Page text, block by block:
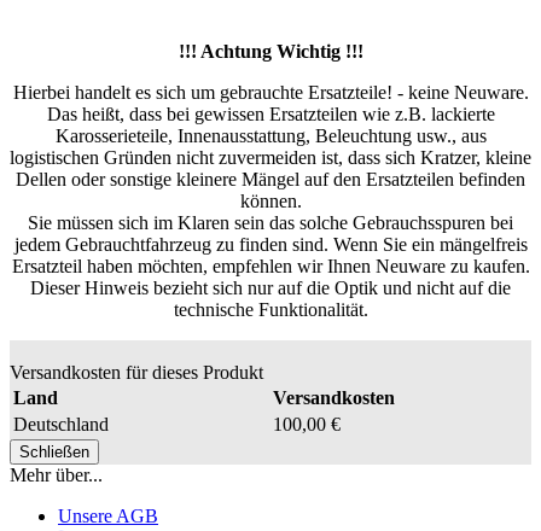
!!! Achtung Wichtig !!!
Hierbei handelt es sich um gebrauchte Ersatzteile! - keine Neuware.
Das heißt, dass bei gewissen Ersatzteilen wie z.B. lackierte
Karosserieteile, Innenausstattung, Beleuchtung usw., aus
logistischen Gründen nicht zuvermeiden ist, dass sich Kratzer, kleine
Dellen oder sonstige kleinere Mängel auf den Ersatzteilen befinden
können.
Sie müssen sich im Klaren sein das solche Gebrauchsspuren bei
jedem Gebrauchtfahrzeug zu finden sind. Wenn Sie ein mängelfreis
Ersatzteil haben möchten, empfehlen wir Ihnen Neuware zu kaufen.
Dieser Hinweis bezieht sich nur auf die Optik und nicht auf die
technische Funktionalität.
Versandkosten für dieses Produkt
Land
Versandkosten
Deutschland
100,00 €
Schließen
Mehr über...
Unsere AGB